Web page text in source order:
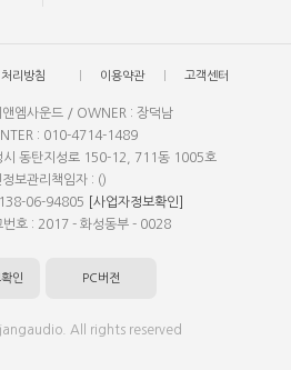
리방침 이용약관 고객센터
엠사운드 / OWNER : 장덕남
: 010-4714-1489
시 동탄지성로 150-12, 711동 1005호
정보관리책임자 : ()
06-94805
[사업자정보확인]
번호 : 2017 - 화성동부 - 0028
인 PC버전
All rights reserved